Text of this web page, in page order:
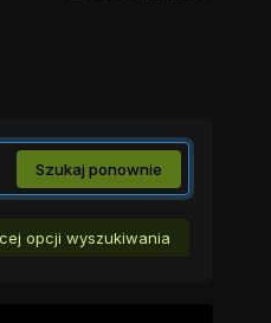
Szukaj ponownie
opcji wyszukiwania